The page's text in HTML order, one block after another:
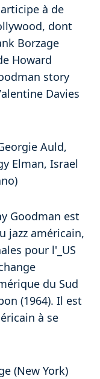
à de
dont
Borzage
Howard
story
Davies
Auld,
Elman, Israel
Goodman est
jazz américain,
pour l'_US
du Sud
(1964). Il est
à se
(New York)